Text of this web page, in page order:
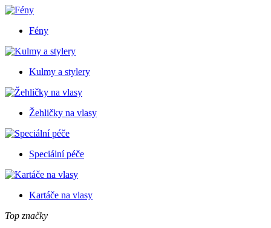
Fény
Kulmy a stylery
Žehličky na vlasy
Speciální péče
Kartáče na vlasy
Top značky